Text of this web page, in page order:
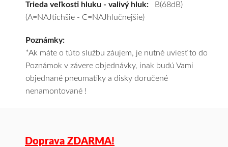
Trieda veľkosti hluku - valivý hluk: B(68dB)
(A=NAJtichšie - C=NAJhlučnejšie)
Poznámky:
*Ak máte o túto službu záujem, je nutné uviesť to do
Poznámok v závere objednávky, inak budú Vami
objednané pneumatiky a disky doručené
nenamontované !
Doprava ZDARMA!